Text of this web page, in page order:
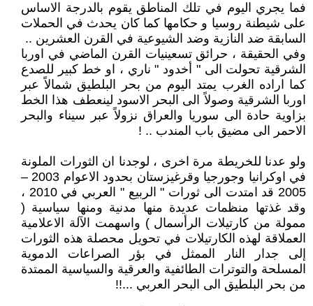
فما يجري اليوم في تلك المناطق يقوم بالدرجة الاساس
على شيطنة روسيا و حكامها كما كان يحدث في الحملات
السابقة ضد النازية وضد الشيوعية في القرن العشرين ..
وفي الحقيقة ، حرائق تسعينيات القرن الماضي في اوربا
الشرقية تحولت الى " أخدود " ناري ، او خط كبير للصدع
كما اراده الغرب يمتد اليوم من بحر البلطيق شمالاً عبر
اوربا الشرقية وصولاً الى البحر الاسود لينعطف هذا الخط
بزاوية حادة الى سوريا والعراق نزولاً عبر سيناء والبحر
الاحمر الى مضيق باب المندب .. !
ولو عدنا للخريطة مرة اخرى ، لوجدنا ان الثورات الملونة
في اوكرانيا وجورجيا وقرغيزستان بحدود الاعوام 2003 –
2005 قد امتدت الى ثورات " الربيع " العربي في 2010 ،
وقد غذتها منظمات عديدة منها مدنية ومنها سياسية (
ممولة من كارتيلات الرأسمال ) واسهمت الآلة الاعلامية
العملاقة لهذه الكارتيلات في تحويل محصلة هذه الثورات
إلى جدار النار الممثل في بؤر الصراعات الدموية
المسلحة والتوترات الطائفية والعرقية والسياسية الممتدة
من بحر البلطيق الى البحر العربي ...!!